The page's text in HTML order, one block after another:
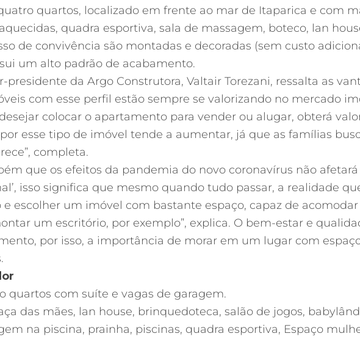
quartos, localizado em frente ao mar de Itaparica e com
quadra esportiva, sala de massagem, boteco, lan
de convivência são montadas e decoradas (sem custo
um alto padrão de acabamento.
presidente da Argo Construtora, Valtair Torezani, ressalta as
com esse perfil estão sempre se valorizando no mercado
colocar o apartamento para vender ou alugar, obterá
esse tipo de imóvel tende a aumentar, já que as famílias
completa.
que os efeitos da pandemia do novo coronavírus não
isso significa que mesmo quando tudo passar, a realidade
e escolher um imóvel com bastante espaço, capaz de
um escritório, por exemplo”, explica. O bem-estar e
por isso, a importância de morar em um lugar com
quartos com suíte e vagas de garagem.
das mães, lan house, brinquedoteca, salão de jogos,
na piscina, prainha, piscinas, quadra esportiva, Espaço